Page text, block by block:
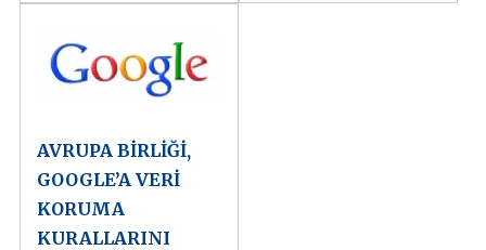
AVRUPA BİRLİĞİ,
GOOGLE’A VERİ
KORUMA
KURALLARINI